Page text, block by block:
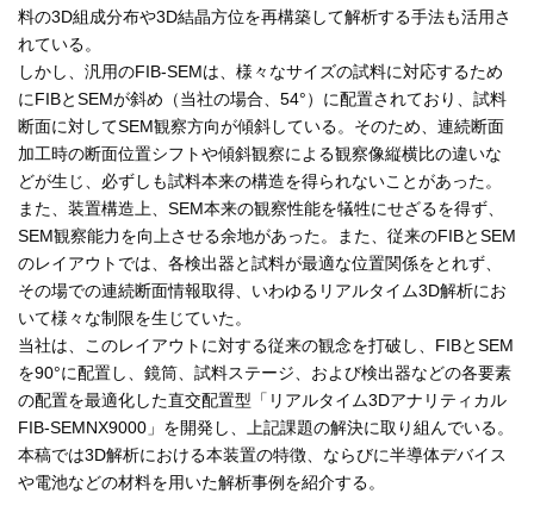
料の3D組成分布や3D結晶方位を再構築して解析する手法も活用さ
れている。
しかし、汎用のFIB-SEMは、様々なサイズの試料に対応するため
にFIBとSEMが斜め（当社の場合、54°）に配置されており、試料
断面に対してSEM観察方向が傾斜している。そのため、連続断面
加工時の断面位置シフトや傾斜観察による観察像縦横比の違いな
どが生じ、必ずしも試料本来の構造を得られないことがあった。
また、装置構造上、SEM本来の観察性能を犠牲にせざるを得ず、
SEM観察能力を向上させる余地があった。また、従来のFIBとSEM
のレイアウトでは、各検出器と試料が最適な位置関係をとれず、
その場での連続断面情報取得、いわゆるリアルタイム3D解析にお
いて様々な制限を生じていた。
当社は、このレイアウトに対する従来の観念を打破し、FIBとSEM
を90°に配置し、鏡筒、試料ステージ、および検出器などの各要素
の配置を最適化した直交配置型「リアルタイム3Dアナリティカル
FIB-SEMNX9000」を開発し、上記課題の解決に取り組んでいる。
本稿では3D解析における本装置の特徴、ならびに半導体デバイス
や電池などの材料を用いた解析事例を紹介する。